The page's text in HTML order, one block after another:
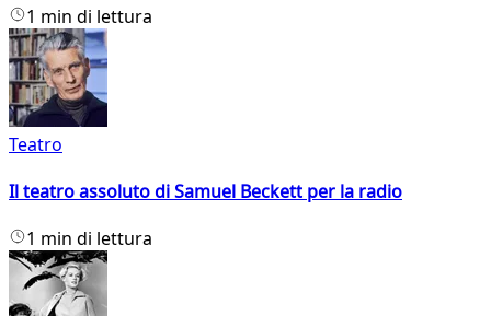
1 min di lettura
Teatro
Il teatro assoluto di Samuel Beckett per la radio
1 min di lettura